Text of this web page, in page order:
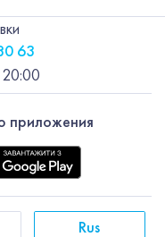
приложения
Rus
63
20:00